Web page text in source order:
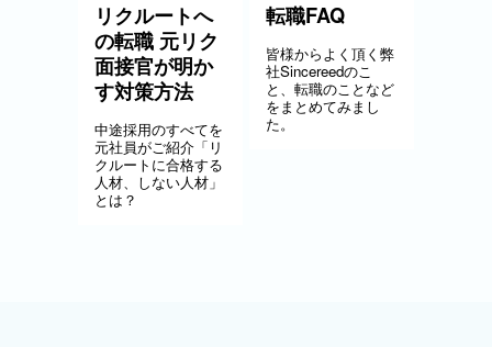
リクルートへ
の転職 元リク
面接官が明か
す対策方法
中途採用のすべてを
元社員がご紹介「リ
クルートに合格する
人材、しない人材」
とは？
転職FAQ
皆様からよく頂く弊
社Sincereedのこ
と、転職のことなど
をまとめてみまし
た。